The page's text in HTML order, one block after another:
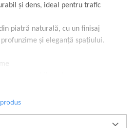
și dens, ideal pentru trafic
piatră naturală, cu un finisaj
și eleganță spațiului.
8 mm, oferind rezistență
intens.